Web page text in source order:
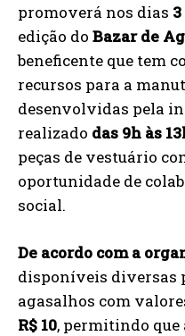
promoverá nos dias
edição do Bazar de
beneficente que tem
recursos para a
desenvolvidas pela
realizado das 9h às
peças de vestuário
oportunidade de
social.
De acordo com a
disponíveis diversas
agasalhos com
R$ 10, permitindo que